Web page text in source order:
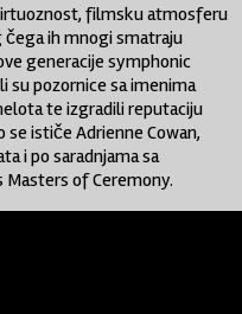
filmsku atmosferu
ih mnogi smatraju
generacije symphonic
su pozornice sa imenima
te izgradili reputaciju
ističe Adrienne Cowan,
i po saradnjama sa
Masters of Ceremony.